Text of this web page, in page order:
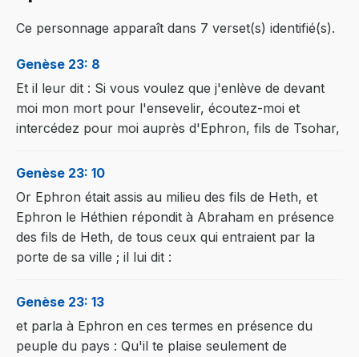
Ce personnage apparaît dans 7 verset(s) identifié(s).
Genèse 23: 8
Et il leur dit : Si vous voulez que j'enlève de devant
moi mon mort pour l'ensevelir, écoutez-moi et
intercédez pour moi auprès d'Ephron, fils de Tsohar,
Genèse 23: 10
Or Ephron était assis au milieu des fils de Heth, et
Ephron le Héthien répondit à Abraham en présence
des fils de Heth, de tous ceux qui entraient par la
porte de sa ville ; il lui dit :
Genèse 23: 13
et parla à Ephron en ces termes en présence du
peuple du pays : Qu'il te plaise seulement de